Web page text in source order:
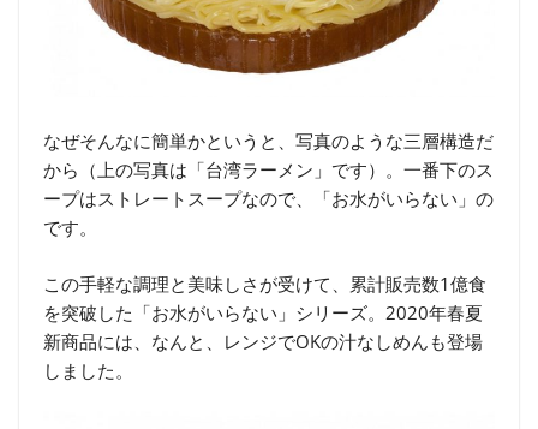
なぜそんなに簡単かというと、写真のような三層構造だ
から（上の写真は「台湾ラーメン」です）。一番下のス
ープはストレートスープなので、「お水がいらない」の
です。
この手軽な調理と美味しさが受けて、累計販売数1億食
を突破した「お水がいらない」シリーズ。2020年春夏
新商品には、なんと、レンジでOKの汁なしめんも登場
しました。